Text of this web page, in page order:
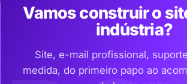
Vamos construir o
indústria?
Site, e-mail profissional,
medida, do primeiro papo ao